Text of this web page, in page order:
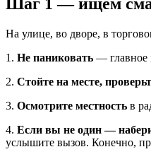
На улице, во дворе, в
1. Не паниковать — главное
2. Стойте на месте,
3. Осмотрите местность в
4. Если вы не один —
услышите вызов. Конечно,